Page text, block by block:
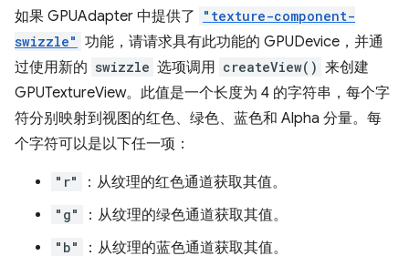
如果 GPUAdapter 中提供了
"texture-component-
swizzle" 功能，请请求具有此功能的 GPUDevice，并通
过使用新的 swizzle 选项调用 createView() 来创建
GPUTextureView。此值是一个长度为 4 的字符串，每个字
符分别映射到视图的红色、绿色、蓝色和 Alpha 分量。每
个字符可以是以下任一项：
"r" ：从纹理的红色通道获取其值。
"g" ：从纹理的绿色通道获取其值。
"b" ：从纹理的蓝色通道获取其值。